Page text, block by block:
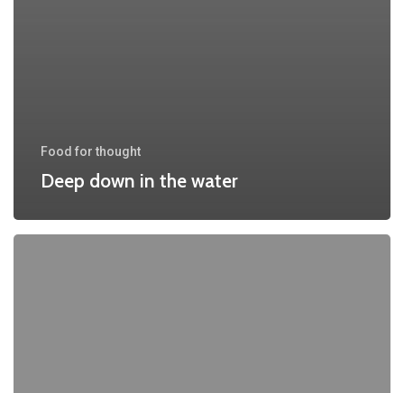
Food for thought
Deep down in the water